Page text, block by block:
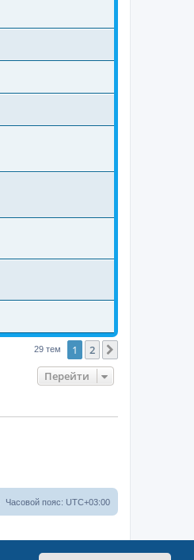
29 тем 1 2
Перейти
Часовой пояс: UTC+03:00